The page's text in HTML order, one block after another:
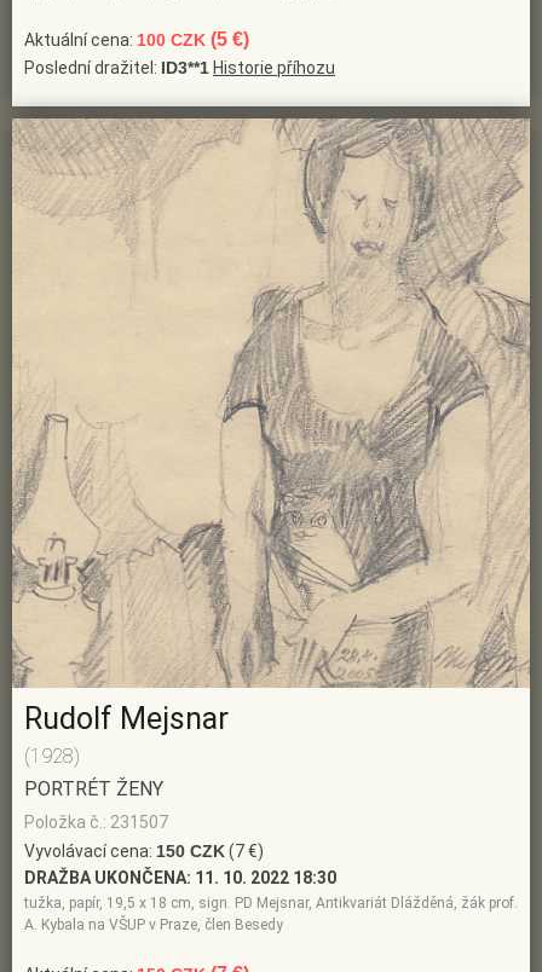
Aktuální cena: 100 CZK (5 €)
Poslední dražitel: ID3**1Historie příhozu
Rudolf Mejsnar
(1928)
PORTRÉT ŽENY
Položka č.: 231507
Vyvolávací cena: 150 CZK(7 €)
DRAŽBA UKONČENA: 11. 10. 2022 18:30
tužka, papír, 19,5 x 18 cm, sign. PD Mejsnar, Antikvariát Dlážděná, žák prof.
A. Kybala na VŠUP v Praze, člen Besedy